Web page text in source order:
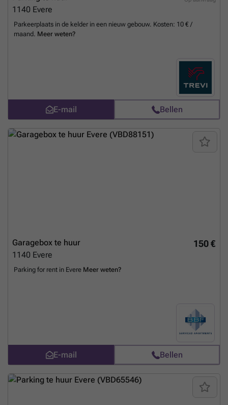
1140 Evere
Parkeerplaats in de kelder in een nieuw gebouw. Kosten: 10 € /
maand. Meer weten?
E-mail Bellen
150 €
Garagebox te huur
1140 Evere
Parking for rent in Evere Meer weten?
E-mail Bellen